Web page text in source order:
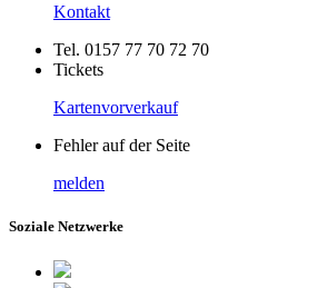
Kontakt
Tel. 0157 77 70 72 70
Tickets
Kartenvorverkauf
Fehler auf der Seite
melden
Soziale Netzwerke